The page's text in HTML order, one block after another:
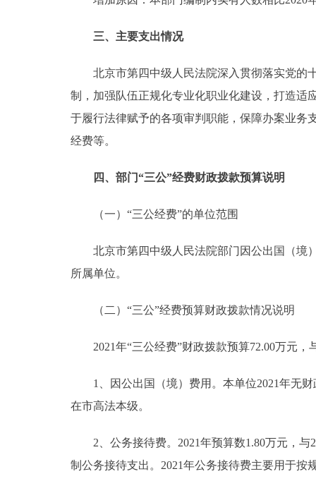
三、主要支出情况
北京市第四中级人民法院深入贯彻落实党的十
制，加强队伍正规化专业化职业化建设，打造适
于履行法律赋予的各项审判职能，保障办案业务
经费等。
四、部门“三公”经费财政拨款预算说明
（一）“三公经费”的单位范围
北京市第四中级人民法院部门因公出国（境）
所属单位。
（二）“三公”经费预算财政拨款情况说明
2021年“三公经费”财政拨款预算72.00万元，
1、因公出国（境）费用。本单位2021年无财
在市高法本级。
2、公务接待费。2021年预算数1.80万元，与
制公务接待支出。2021年公务接待费主要用于按